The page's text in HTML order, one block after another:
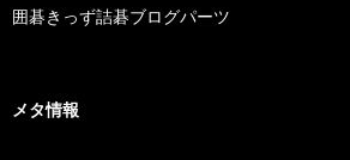
囲碁きっず詰碁ブログパーツ
メタ情報